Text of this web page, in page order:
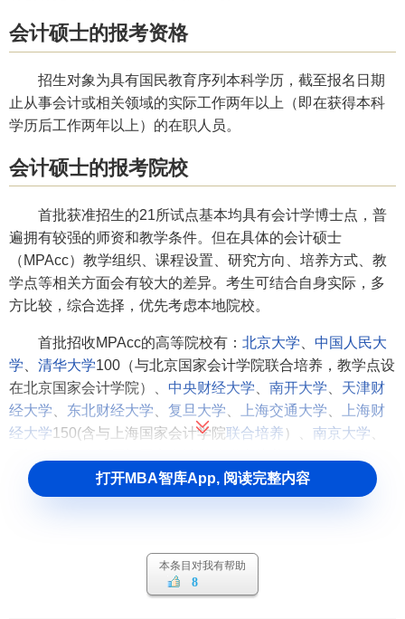
会计硕士的报考资格
招生对象为具有国民教育序列本科学历，截至报名日期
止从事会计或相关领域的实际工作两年以上（即在获得本科
学历后工作两年以上）的在职人员。
会计硕士的报考院校
首批获准招生的21所试点基本均具有会计学博士点，普
遍拥有较强的师资和教学条件。但在具体的会计硕士
（MPAcc）教学组织、课程设置、研究方向、培养方式、教
学点等相关方面会有较大的差异。考生可结合自身实际，多
方比较，综合选择，优先考虑本地院校。
首批招收MPAcc的高等院校有： 北京大学
中国人民大
学
清华大学100（与北京国家会计学院联合培养，教学点设
在北京国家会计学院）、 中央财经大学 南开大学
天津财
经大学
东北财经大学 复旦大学 上海交通大学
上海财
经大学150(含与上海国家会计学院联合培养 ）、 南京大学
中南财经政法大学、 湖南大学、中山大学、暨南大学
重庆
、西南财经大学、西安交通大学、财政部财政科学研究
会计硕士考试科目及考试日期
打开MBA智库App, 阅读完整内容
本条目对我有帮助
8